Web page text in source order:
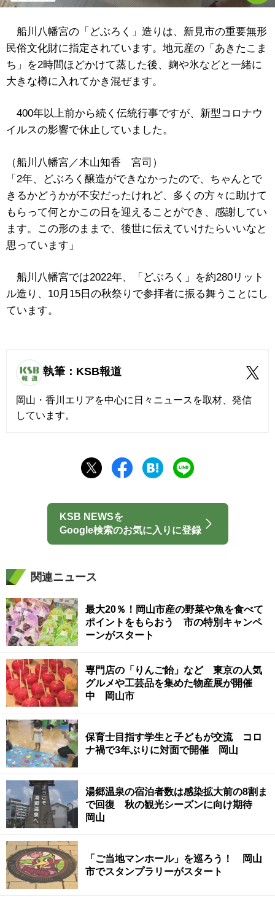
船川八幡宮の「どぶろく」造りは、新見市の重要無形
民俗文化財に指定されています。地元産の「あきたこま
ち」を2時間ほどかけて蒸した後、麹や氷などと一緒に
大きな樽に入れてかき混ぜます。
400年以上前から続く伝統行事ですが、新型コロナウ
イルスの影響で休止していました。
（船川八幡宮／木山知香 宮司）
「2年、どぶろく醸造ができなかったので、ちゃんとで
きるかどうかが不安だったけれど、多くの方々に助けて
もらって何とかこの日を迎えることができ、感謝してい
ます。この形のままで、後世に伝えていけたらいいなと
思っています」
船川八幡宮では2022年、「どぶろく」を約280リット
ル造り、10月15日の秋祭りで参拝者に振る舞うことにし
ています。
執筆：KSB報道
岡山・香川エリアを中心に日々ニュースを取材、発信
しています。
KSB NEWSを
Google検索のお気に入りに登録
関連ニュース
最大20％！岡山市産の野菜や魚を食べて
ポイントをもらおう 市の特別キャンペ
ーンがスタート
専門店の「りんご飴」など 東京の人気
グルメや工芸品を集めた物産展が開催
中 岡山市
保育士目指す学生と子どもが交流 コロ
ナ禍で3年ぶりに対面で開催 岡山
湯郷温泉の宿泊者数は感染拡大前の8割ま
で回復 秋の観光シーズンに向け期待
岡山
「ご当地マンホール」を巡ろう！ 岡山
市でスタンプラリーがスタート